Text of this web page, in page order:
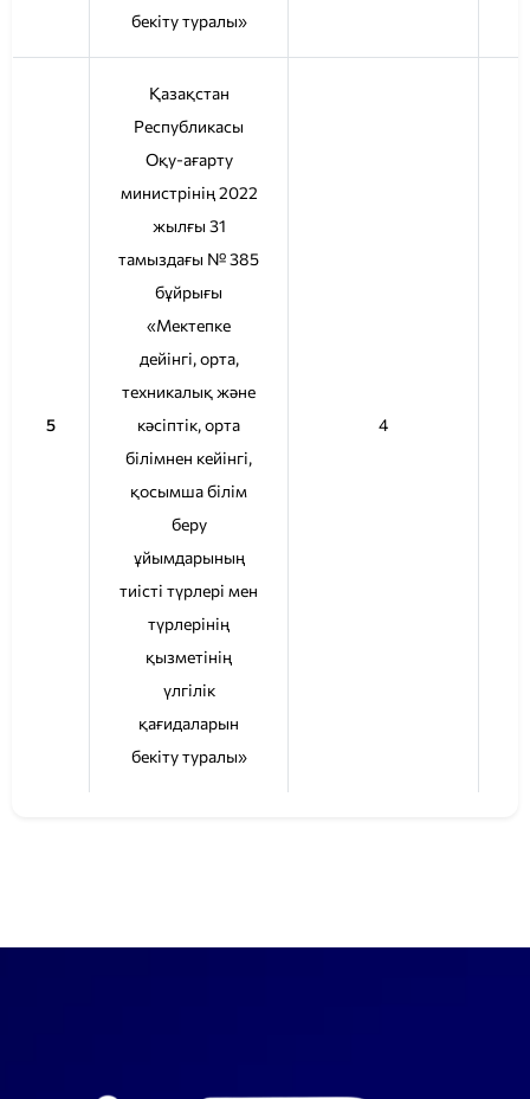
бекіту туралы»
5
Қазақстан
Республикасы
Оқу-ағарту
министрінің 2022
жылғы 31
тамыздағы № 385
бұйрығы
«Мектепке
дейінгі, орта,
техникалық және
кәсіптік, орта
білімнен кейінгі,
қосымша білім
беру
ұйымдарының
тиісті түрлері мен
түрлерінің
қызметінің
үлгілік
қағидаларын
бекіту туралы»
4